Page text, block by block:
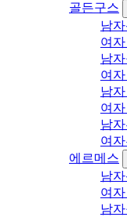
골든구스
남
여
남
여
남
여
남
여
에르메스
남
여
남